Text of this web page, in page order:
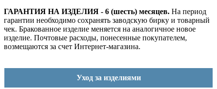
ГАРАНТИЯ НА ИЗДЕЛИЯ - 6 (шесть) месяцев. На период
гарантии необходимо сохранять заводскую бирку и товарный
чек. Бракованное изделие меняется на аналогичное новое
изделие. Почтовые расходы, понесенные покупателем,
возмещаются за счет Интернет-магазина.
Уход за изделиями